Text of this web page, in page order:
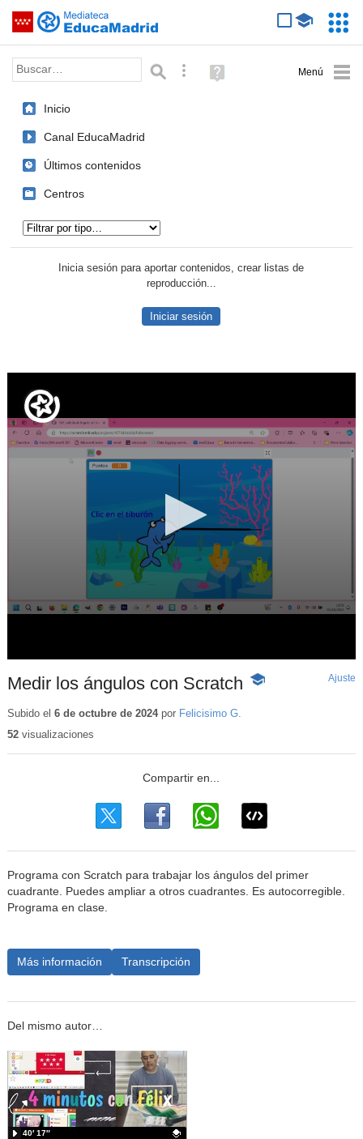
Saltar navegación
Palabra o frase: Búsqueda avanzada
Ayuda
(en
Inicio
Canal EducaMadrid
Últimos contenidos
Centros
Inicia sesión para aportar contenidos, crear listas de
reproducción...
Iniciar sesión
Medir los ángulos con Scratch
-
Ajuste
Subido el 6 de octubre de 2024por Felicisimo G.
52visualizaciones
Programa con Scratch para trabajar los ángulos del primer
cuadrante. Puedes ampliar a otros cuadrantes. Es autocorregible.
Programa en clase.
Más información Transcripción
Del mismo autor…
40′ 17″